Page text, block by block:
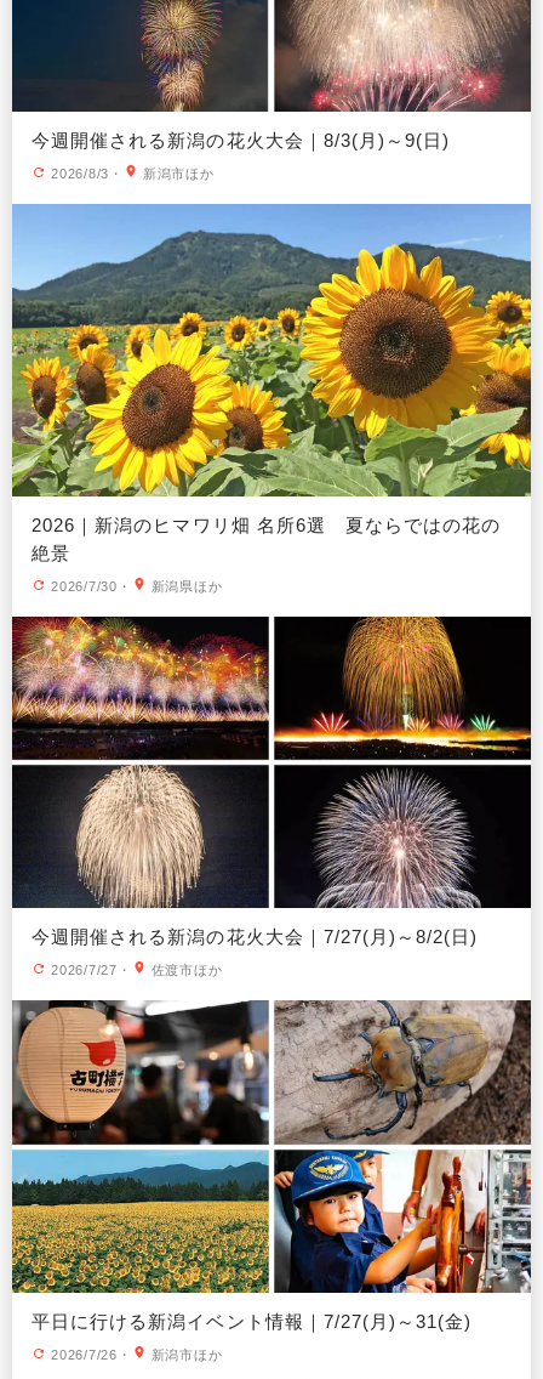
今週開催される新潟の花火大会｜8/3(月)～9(日)
2026/8/3 ・ 新潟市ほか
2026｜新潟のヒマワリ畑 名所6選 夏ならではの花の
絶景
2026/7/30 ・ 新潟県ほか
今週開催される新潟の花火大会｜7/27(月)～8/2(日)
2026/7/27 ・ 佐渡市ほか
平日に行ける新潟イベント情報｜7/27(月)～31(金)
2026/7/26 ・ 新潟市ほか